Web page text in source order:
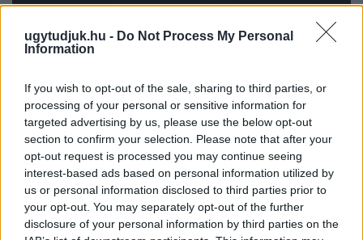
ugytudjuk.hu - Do Not Process My Personal
Information
If you wish to opt-out of the sale, sharing to third parties, or
processing of your personal or sensitive information for
targeted advertising by us, please use the below opt-out
section to confirm your selection. Please note that after your
opt-out request is processed you may continue seeing
interest-based ads based on personal information utilized by
us or personal information disclosed to third parties prior to
your opt-out. You may separately opt-out of the further
disclosure of your personal information by third parties on the